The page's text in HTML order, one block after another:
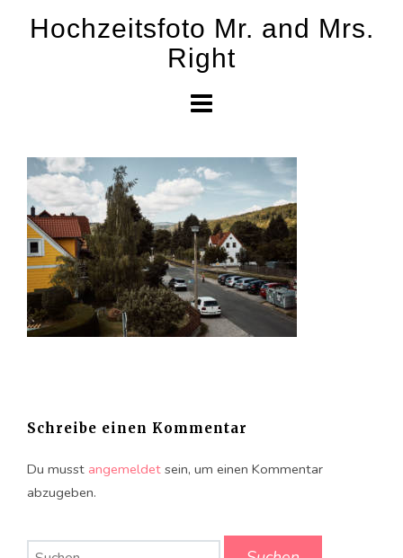
Hochzeitsfoto Mr. and Mrs.
Right
Schreibe einen Kommentar
Du musst angemeldet sein, um einen Kommentar
abzugeben.
Suchen